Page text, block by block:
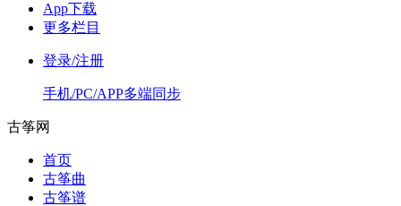
App下载
更多栏目
登录/注册
手机/PC/APP多端同步
古筝网
首页
古筝曲
古筝谱